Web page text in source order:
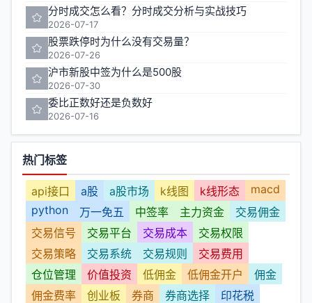
分时成交怎么看？分时成交分析与实战技巧
2026-07-17
股票跌停时为什么没有交易量？
2026-07-26
沪市新股中签为什么是500股
2026-07-30
委比正数好还是负数好
2026-07-16
热门标签
api接口 a股 a股市场 k线图 k线形态
macd
python
万一免五 中签率 主力资金
交易佣金
交易信号
交易平台 交易成本
交易权限
交易策略
交易系统 交易规则
交易费用
仓位管理
价值投资 低佣金 低佣金开户
佣金
佣金费率
创业板 券商 券商选择
印花税